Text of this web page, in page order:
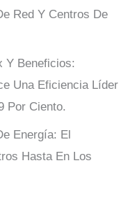
Red Y Centros De
Y Beneficios:
Una Eficiencia Líder
Por Ciento.
Energía: El
Hasta En Los